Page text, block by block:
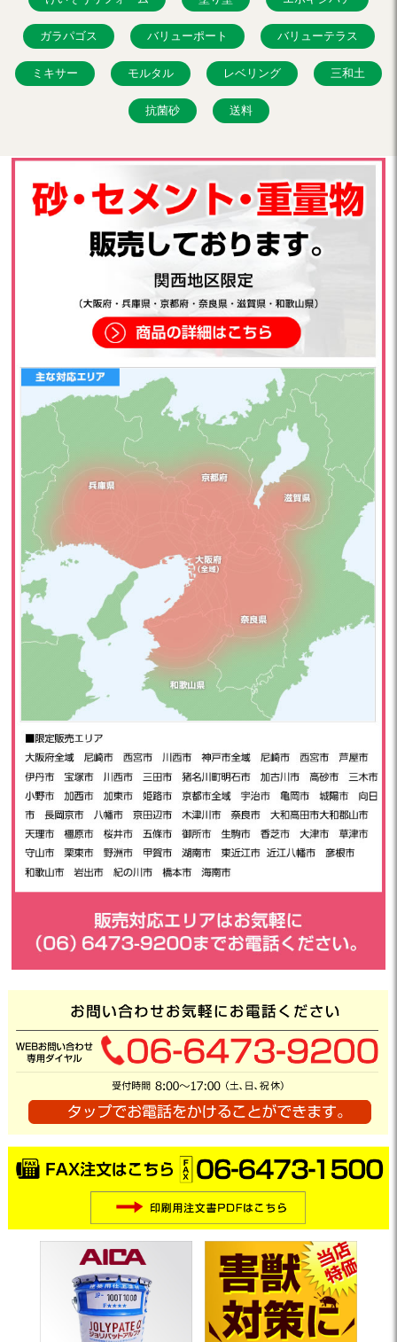
ガラパゴス バリューポート バリューテラス
ミキサー モルタル レベリング 三和土
抗菌砂 送料